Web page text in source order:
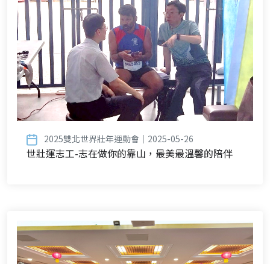
2025雙北世界壯年運動會｜2025-05-26
世壯運志工-志在做你的靠山，最美最溫馨的陪伴